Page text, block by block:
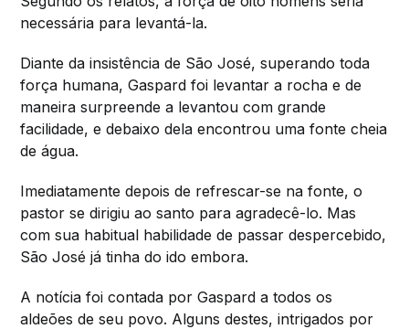
necessária para levantá-la.
Diante da insistência de São José, superando toda
força humana, Gaspard foi levantar a rocha e de
maneira surpreende a levantou com grande
facilidade, e debaixo dela encontrou uma fonte cheia
de água.
Imediatamente depois de refrescar-se na fonte, o
pastor se dirigiu ao santo para agradecê-lo. Mas
com sua habitual habilidade de passar despercebido,
São José já tinha do ido embora.
A notícia foi contada por Gaspard a todos os
aldeões de seu povo. Alguns destes, intrigados por